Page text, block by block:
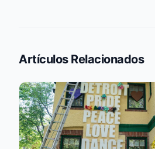
Artículos Relacionados